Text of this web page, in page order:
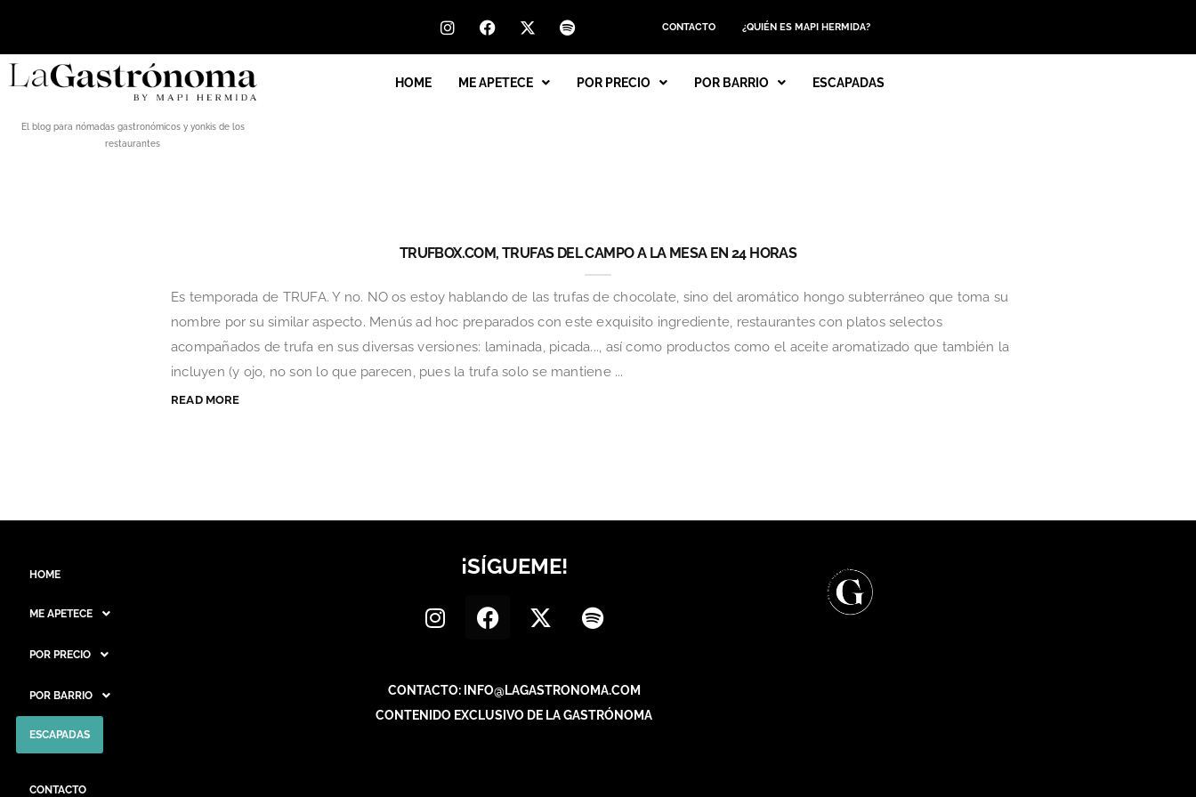
CONTACTO ¿QUIÉN ES MAPI HERMIDA?
El blog para nómadas gastronómicos y yonkis de los
restaurantes
HOME ME APETECE POR PRECIO POR BARRIO ESCAPADAS
TRUFBOX.COM, TRUFAS DEL CAMPO A LA MESA EN 24 HORAS
Es temporada de TRUFA. Y no. NO os estoy hablando de las trufas de chocolate, sino del aromático hongo subterráneo que toma su
nombre por su similar aspecto. Menús ad hoc preparados con este exquisito ingrediente, restaurantes con platos selectos
acompañados de trufa en sus diversas versiones: laminada, picada..., así como productos como el aceite aromatizado que también la
incluyen (y ojo, no son lo que parecen, pues la trufa solo se mantiene ...
READ MORE
HOME
ME APETECE
POR PRECIO
POR BARRIO
ESCAPADAS
CONTACTO
¡SÍGUEME!
CONTACTO: INFO@LAGASTRONOMA.COM
CONTENIDO EXCLUSIVO DE LA GASTRÓNOMA